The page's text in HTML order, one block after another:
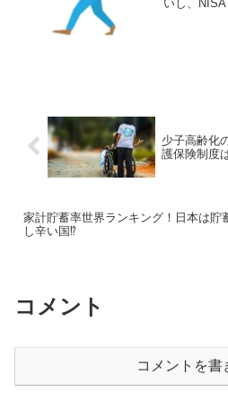
いし、NISA
少子高齢化
護保険制度
家計貯蓄率世界ランキング！日本は貯
し辛い国⁉
コメント
コメントを書